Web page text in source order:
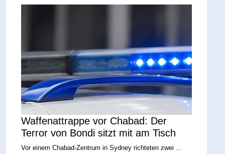
Waffenattrappe vor Chabad: Der
Terror von Bondi sitzt mit am Tisch
Vor einem Chabad-Zentrum in Sydney richteten zwei ...